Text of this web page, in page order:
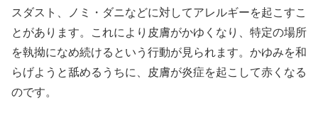
スダスト、ノミ・ダニなどに対してアレルギーを起こすこ
とがあります。これにより皮膚がかゆくなり、特定の場所
を執拗になめ続けるという行動が見られます。かゆみを和
らげようと舐めるうちに、皮膚が炎症を起こして赤くなる
のです。